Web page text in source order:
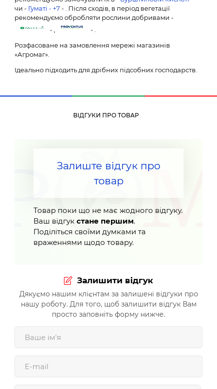
чи - Гуматі - +7 - . Після сходів, в період вегетації
рекомендуємо обробляти рослини добривами -
- ,
- .
Розфасоване на замовлення мережі магазинів
«Агромаг».
Ідеально підходить для дрібних підсобних господарств.
ВІДГУКИ ПРО ТОВАР
Залиште відгук про
товар
Товар поки що не має жодного відгуку.
Ваш відгук стане першим.
Поділіться своїми думками та
враженнями щодо товару.
Залишити відгук
Дякуємо нашим клієнтам за залишені відгуки про
нашу роботу. Для того, щоб залишити відгук Вам
просто заповніть форму нижче.